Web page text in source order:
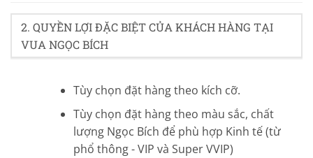
2. QUYỀN LỢI ĐẶC BIỆT CỦA KHÁCH HÀNG TẠI
VUA NGỌC BÍCH
Tùy chọn đặt hàng theo kích cỡ.
Tùy chọn đặt hàng theo màu sắc, chất
lượng Ngọc Bích để phù hợp Kinh tế (từ
phổ thông - VIP và Super VVIP)